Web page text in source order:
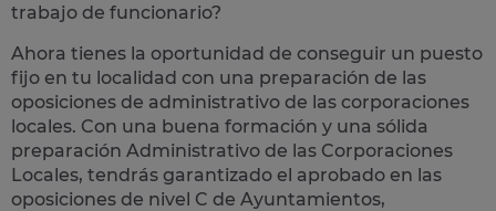
trabajo de funcionario?
Ahora tienes la oportunidad de conseguir un puesto
fijo en tu localidad con una preparación de las
oposiciones de administrativo de las corporaciones
locales. Con una buena formación y una sólida
preparación Administrativo de las Corporaciones
Locales, tendrás garantizado el aprobado en las
oposiciones de nivel C de Ayuntamientos,